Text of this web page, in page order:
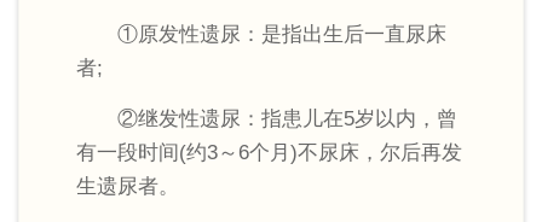
①原发性遗尿：是指出生后一直尿床
者;
②继发性遗尿：指患儿在5岁以内，曾
有一段时间(约3～6个月)不尿床，尔后再发
生遗尿者。